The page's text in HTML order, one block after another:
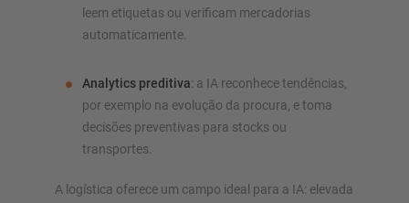
leem etiquetas ou verificam mercadorias
automaticamente.
Analytics preditiva: a IA reconhece tendências,
por exemplo na evolução da procura, e toma
decisões preventivas para stocks ou
transportes.
A logística oferece um campo ideal para a IA: elevada